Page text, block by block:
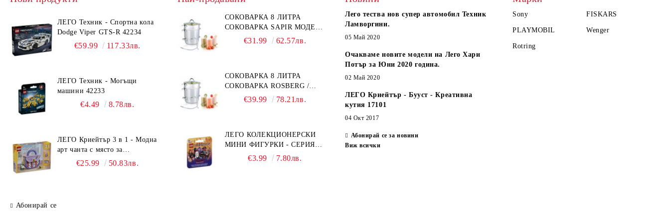
ЛЕГО Техник - Спортна кола
Dodge Viper GTS-R 42234
€59.99 117.33лв.
ЛЕГО Техник - Могъщи
машини 42233
€4.49 8.78лв.
ЛЕГО Криейтър 3 в 1 - Модна
арт чанта с място за
съхранение 31391
€25.99 50.83лв.
Абонирай се
СОКОВАРКА 8 ЛИТРА
СОКОВАРКА SAPIR МОДЕЛ:
SP-1260-A26
€31.99 62.57лв.
СОКОВАРКА 8 ЛИТРА
СОКОВАРКА ROSBERG /
SAPIR€39.99 78.21лв.
ЛЕГО КОЛЕКЦИОНЕРСКИ
МИНИ ФИГУРКИ - СЕРИЯ
СПАЙДЪР-МЕН: ПРЕЗ
€3.99 7.80лв.
Лего тества нов супер автомобил Техник
Ламворгини.
05 Май 2020
Очакваме новите модели на Лего Хари
Потър за Юни 2020 година.
02 Май 2020
ЛЕГО Криейтър - Бууст - Креативна
кутия 17101
04 Окт 2017
Абонирай се за новини
Виж всички
Sony FISKARS
PLAYMOBIL Wenger
Rotring